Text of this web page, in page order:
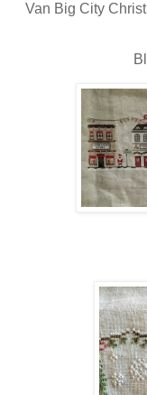
Van Big City